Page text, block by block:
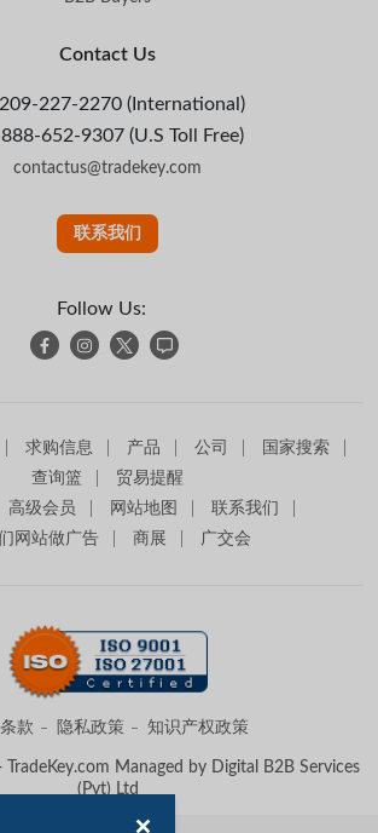
Contact Us
227-2270 (International)
652-9307 (U.S Toll Free)
contactus@tradekey.com
联系我们
Follow Us:
求购信息 产品 公司
国家搜索
查询篮
贸易提醒
高级会员 网站地图
联系我们
网站做广告
商展 广交会
款 隐私政策 知识产权政策
TradeKey.com Managed by Digital B2B Services
(Pvt) Ltd